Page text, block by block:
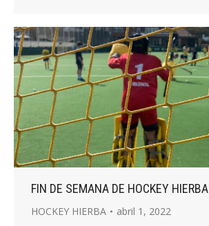
FIN DE SEMANA DE HOCKEY HIERBA
HOCKEY HIERBA abril 1, 2022